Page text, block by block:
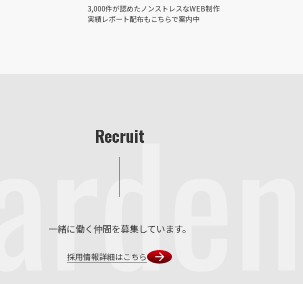
3,000件が認めたノンストレスなWEB制作
実績レポート配布もこちらで案内中
Garden
Recruit
一緒に働く仲間を募集しています。
採用情報詳細はこちら